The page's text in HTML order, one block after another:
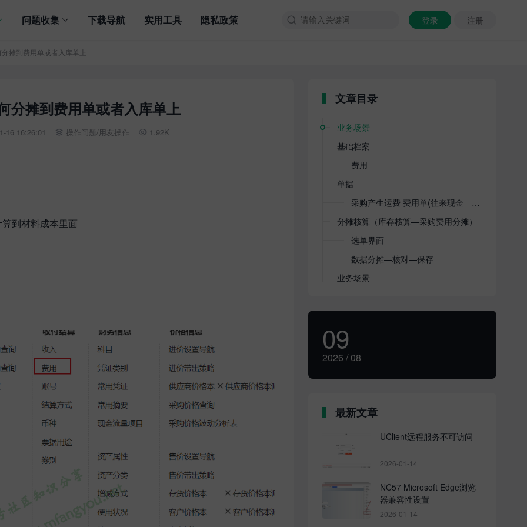
登录 注册

问题收集 下载导航 实用工具 隐私政策
摊到费用单或者入库单上
分摊到费用单或者入库单上
16 16:26:01  操作问题/用友操作  1.92K
到材料成本里面
文章目录
业务场景
基础档案
费用
单据
采购产生运费 费用单(往来现金—费用单)
分摊核算（库存核算—采购费用分摊）
选单界面
数据分摊—核对—保存
业务场景
单据
采购产生运费 费用单(往来现金—费用单)
数据分摊—核对—保存
09
2026 / 08
最新文章
UClient远程服务不可访问
2026-01-14
NC57 Microsoft Edge浏览
器兼容性设置
2026-01-14